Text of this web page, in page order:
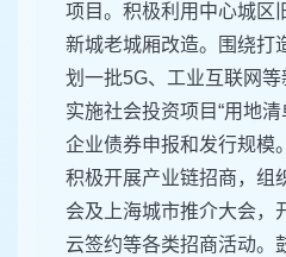
项目。积极利用中心城区
新城老城厢改造。围绕打
划一批5G、工业互联网等
实施社会投资项目“用地
企业债券申报和发行规模
积极开展产业链招商，组
会及上海城市推介大会，
云签约等各类招商活动。